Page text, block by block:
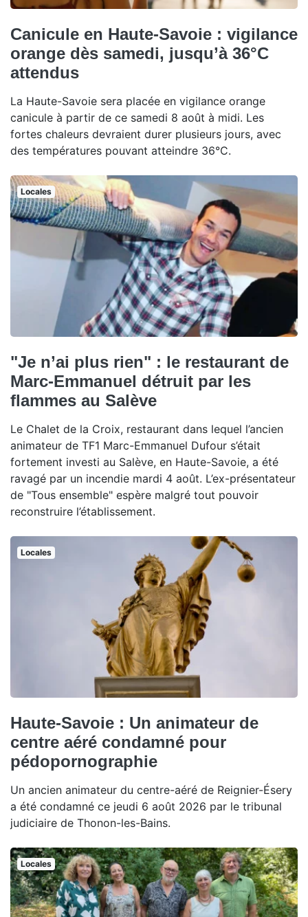
Canicule en Haute-Savoie : vigilance
orange dès samedi, jusqu’à 36°C
attendus
La Haute-Savoie sera placée en vigilance orange
canicule à partir de ce samedi 8 août à midi. Les
fortes chaleurs devraient durer plusieurs jours, avec
des températures pouvant atteindre 36°C.
Locales
"Je n’ai plus rien" : le restaurant de
Marc-Emmanuel détruit par les
flammes au Salève
Le Chalet de la Croix, restaurant dans lequel l’ancien
animateur de TF1 Marc-Emmanuel Dufour s’était
fortement investi au Salève, en Haute-Savoie, a été
ravagé par un incendie mardi 4 août. L’ex-présentateur
de "Tous ensemble" espère malgré tout pouvoir
reconstruire l’établissement.
Locales
Haute-Savoie : Un animateur de
centre aéré condamné pour
pédopornographie
Un ancien animateur du centre-aéré de Reignier-Ésery
a été condamné ce jeudi 6 août 2026 par le tribunal
judiciaire de Thonon-les-Bains.
Locales